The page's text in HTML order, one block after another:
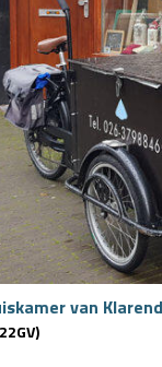
van